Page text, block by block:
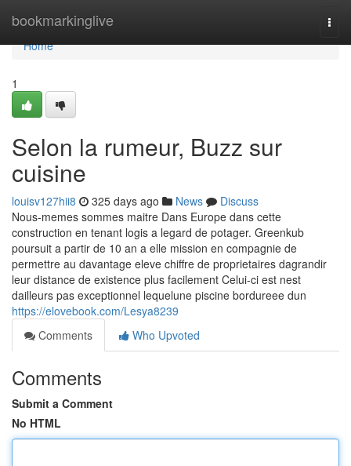
bookmarkinglive
Home
Home
1
Selon la rumeur, Buzz sur
cuisine
louisv127hii8 325 days ago News
Discuss
Nous-memes sommes maitre Dans Europe dans cette
construction en tenant logis a legard de potager. Greenkub
poursuit a partir de 10 an a elle mission en compagnie de
permettre au davantage eleve chiffre de proprietaires dagrandir
leur distance de existence plus facilement Celui-ci est nest
dailleurs pas exceptionnel lequelune piscine bordureee dun
https://elovebook.com/Lesya8239
Comments
Who Upvoted
Comments
Submit a Comment
No HTML